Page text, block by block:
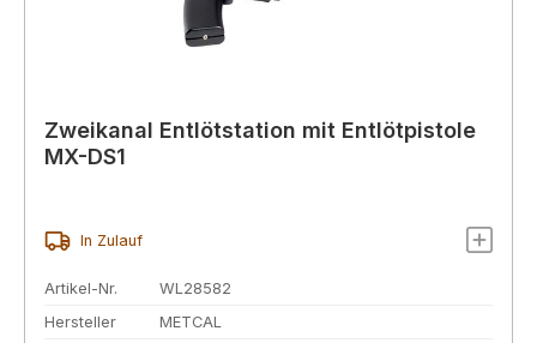
Zweikanal Entlötstation mit Entlötpistole
MX-DS1
In Zulauf
Artikel-Nr.
WL28582
Hersteller
METCAL